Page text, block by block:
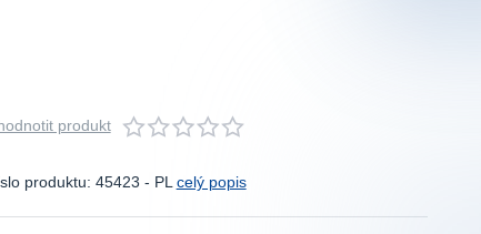
produkt
produktu: 45423 - PL celý popis